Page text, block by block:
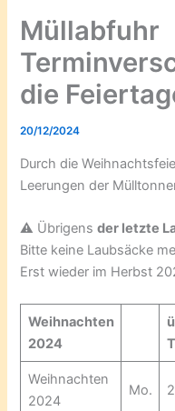
Müllabfuhr
die
20/12/2024
Durch die
Leerungen der
⚠️ Übrigensder letzte
Bitte keine Laubsäcke
Erst wieder im Herbst
Weihnachten
2024
Weihnachten
2024
Mo.